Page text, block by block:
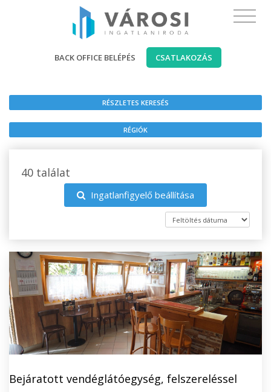
BACK OFFICE BELÉPÉS CSATLAKOZÁS
RÉSZLETES KERESÉS
RÉGIÓK
40 találat
Ingatlanfigyelő beállítása
Bejáratott vendéglátóegység, felszereléssel